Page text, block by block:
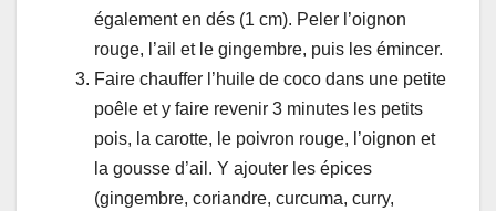
également en dés (1 cm). Peler l’oignon
rouge, l’ail et le gingembre, puis les émincer.
Faire chauffer l’huile de coco dans une petite
poêle et y faire revenir 3 minutes les petits
pois, la carotte, le poivron rouge, l’oignon et
la gousse d’ail. Y ajouter les épices
(gingembre, coriandre, curcuma, curry,